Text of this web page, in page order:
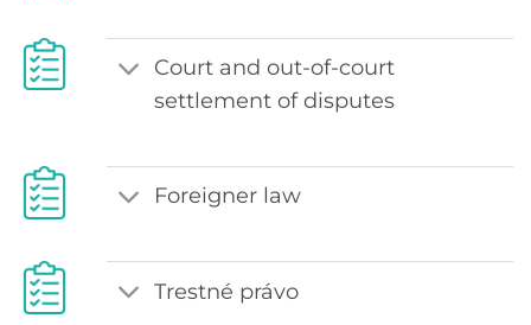
Court and out-of-court
settlement of disputes
Foreigner law
Trestné právo